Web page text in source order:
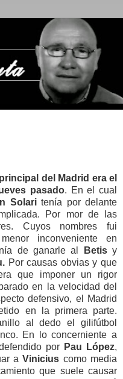
del Madrid era el
pasado. En el cual
Solaritenía por delante
Por mor de las
Cuyos nombres fui
inconveniente en
de ganarle al
Betisy
Por causas obvias y que
que imponer un rigor
en la velocidad del
defensivo, el Madrid
en la primera parte.
al dedo el gilifútbol
En lo concerniente a
por Pau López,
aVinicius como media
que suele causar